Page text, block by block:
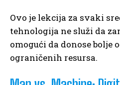
Ovo je lekcija za svaki
tehnologija ne služi da
omogući da donose bolje
ograničenih resursa.